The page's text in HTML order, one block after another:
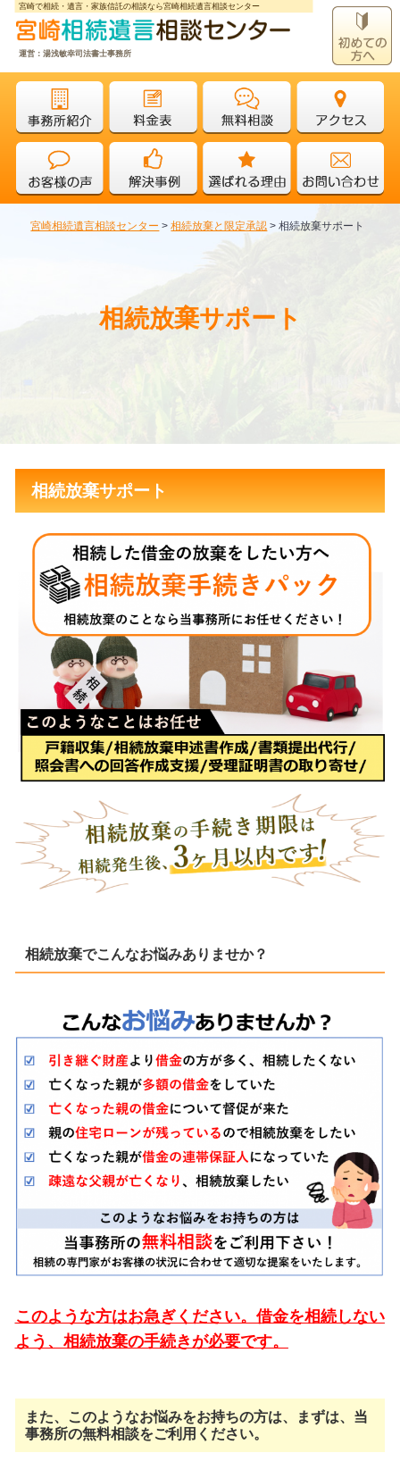
宮崎で相続・遺言・家族信託の相談なら宮崎相続遺言相談センター
運営：湯浅敏幸司法書士事務所
宮崎相続遺言相談センター >相続放棄と限定承認 >相続放棄サポート
相続放棄サポート
相続放棄サポート
相続放棄でこんなお悩みありませか？
このような方はお急ぎください。借金を相続しない
よう、相続放棄の手続きが必要です。
また、このようなお悩みをお持ちの方は、まずは、当
事務所の無料相談をご利用ください。